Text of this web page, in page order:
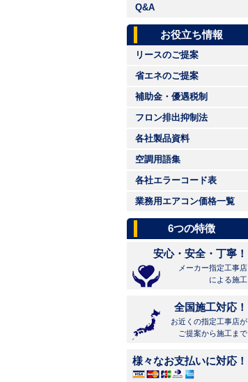
Q&A
お役立ち情報
リースのご提案
省エネのご提案
補助金・優遇税制
フロン排出抑制法
各社製品資料
空調用語集
各社エラーコード表
業務用エアコン価格一覧
6つの特徴
安心・安全・丁寧！
メーカー指定工事店
による施工
全国施工対応！
お近くの指定工事店が
ご提案から施工まで
様々なお支払いに対応！